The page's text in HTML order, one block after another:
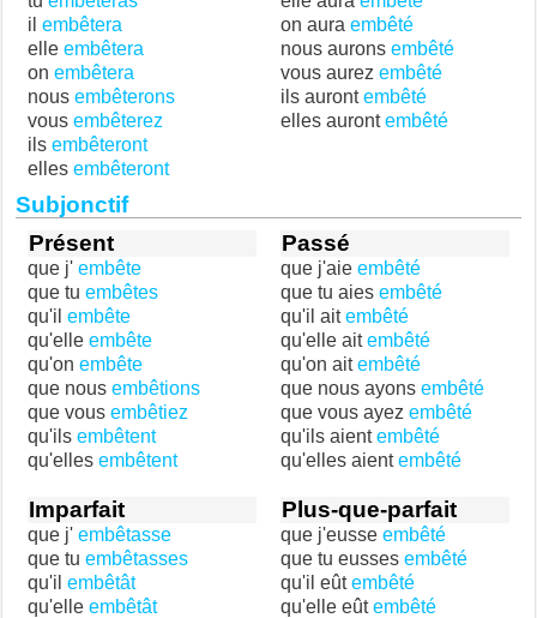
il embêtera
elle embêtera
on embêtera
nous embêterons
vous embêterez
ils embêteront
elles embêteront
on aura embêté
nous aurons embêté
vous aurez embêté
ils aurontembêté
elles aurontembêté
Subjonctif
Présent
que j' embête
que tu embêtes
qu'il embête
qu'elle embête
qu'on embête
que nous embêtions
que vous embêtiez
qu'ils embêtent
qu'elles embêtent
Passé
que j'aie embêté
que tu aies embêté
qu'il aitembêté
qu'elle aitembêté
qu'on aitembêté
que nous ayons embêté
que vous ayez embêté
qu'ils aientembêté
qu'elles aientembêté
Imparfait
que j' embêtasse
que tu embêtasses
qu'il embêtât
qu'elle embêtât
Plus-que-parfait
que j'eusse embêté
que tu eusses embêté
qu'il eûtembêté
qu'elle eûtembêté